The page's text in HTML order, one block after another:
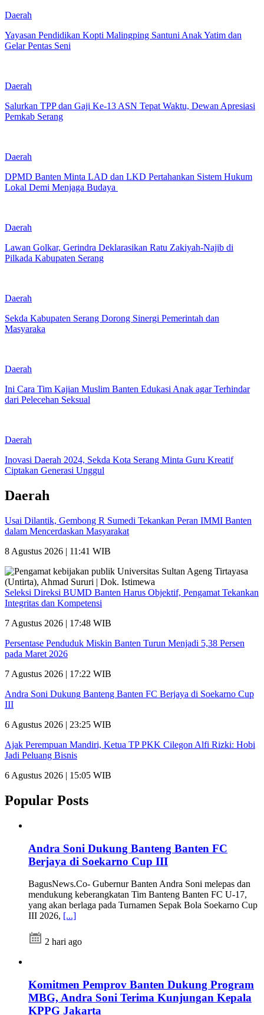
Daerah
Yayasan Pendidikan Kopti Malingping Santuni Anak Yatim dan
Gelar Pentas Seni
Daerah
Salurkan TPP dan Gaji Ke-13 ASN Tepat Waktu, Dewan Apresiasi
Pemkab Serang
Daerah
DPMD Banten Minta LAD dan LKD Pertahankan Sistem Hukum
Lokal Demi Menjaga Budaya
Daerah
Lawan Golkar, Gerindra Deklarasikan Ratu Zakiyah-Najib di
Pilkada Kabupaten Serang
Daerah
Sekda Kabupaten Serang Dorong Sinergi Pemerintah dan
Masyaraka
Daerah
Ini Cara Tim Kajian Muslim Banten Edukasi Anak agar Terhindar
dari Pelecehan Seksual
Daerah
Inovasi Daerah 2024, Sekda Kota Serang Minta Guru Kreatif
Ciptakan Generasi Unggul
Daerah
Usai Dilantik, Gembong R Sumedi Tekankan Peran IMMI Banten
dalam Mencerdaskan Masyarakat
8 Agustus 2026 | 11:41 WIB
Seleksi Direksi BUMD Banten Harus Objektif, Pengamat Tekankan
Integritas dan Kompetensi
7 Agustus 2026 | 17:48 WIB
Persentase Penduduk Miskin Banten Turun Menjadi 5,38 Persen
pada Maret 2026
7 Agustus 2026 | 17:22 WIB
Andra Soni Dukung Banteng Banten FC Berjaya di Soekarno Cup
III
6 Agustus 2026 | 23:25 WIB
Ajak Perempuan Mandiri, Ketua TP PKK Cilegon Alfi Rizki: Hobi
Jadi Peluang Bisnis
6 Agustus 2026 | 15:05 WIB
Popular Posts
Andra Soni Dukung Banteng Banten FC
Berjaya di Soekarno Cup III
BagusNews.Co- Gubernur Banten Andra Soni melepas dan
mendukung keberangkatan Tim Banteng Banten FC U-17,
yang akan berlaga pada Turnamen Sepak Bola Soekarno Cup
III 2026, [...]
2 hari ago
Komitmen Pemprov Banten Dukung Program
MBG, Andra Soni Terima Kunjungan Kepala
KPPG Jakarta